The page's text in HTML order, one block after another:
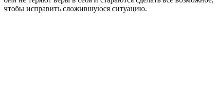
чтобы исправить сложившуюся ситуацию.